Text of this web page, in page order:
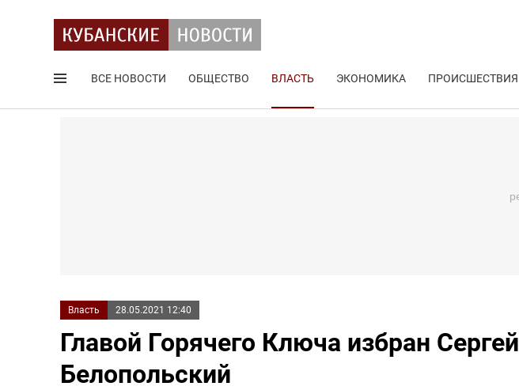
ВСЕ НОВОСТИ ОБЩЕСТВО ВЛАСТЬ ЭКОНОМИКА ПРОИСШЕСТВИЯ
Власть 28.05.2021 12:40
Главой Горячего Ключа избран Сергей
Белопольский